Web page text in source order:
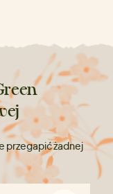
przegapić żadnej